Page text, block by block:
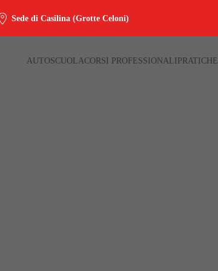
Sede di Casilina (Grotte Celoni)
AUTOSCUOLACORSI PROFESSIONALIPRATICHE